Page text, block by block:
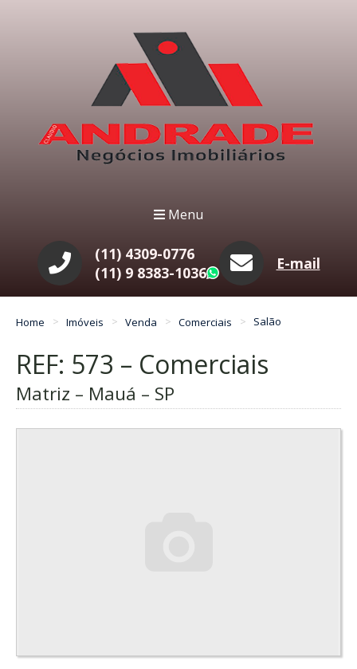
Menu
(11) 4309-0776
(11) 9 8383-1036
WhatsApp
E-mail
Home Imóveis Venda Comerciais Salão
REF: 573 – Comerciais
Matriz – Mauá – SP